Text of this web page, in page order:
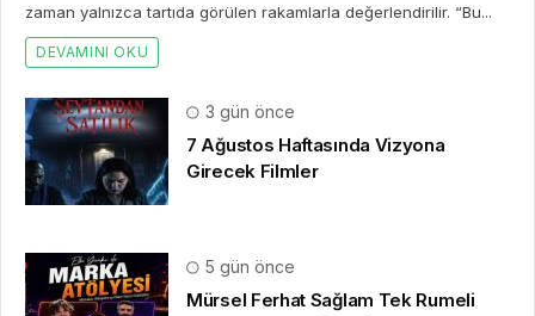
zaman yalnızca tartıda görülen rakamlarla değerlendirilir. “Bu...
DEVAMINI OKU
3 gün önce
7 Ağustos Haftasında Vizyona
Girecek Filmler
5 gün önce
Mürsel Ferhat Sağlam Tek Rumeli